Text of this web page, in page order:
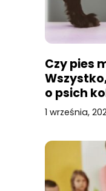
Czy pies
o psich
1 września,